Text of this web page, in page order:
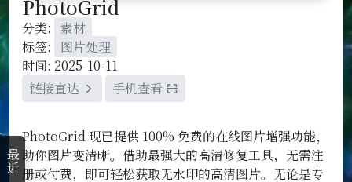
PhotoGrid
分类:
素材
标签:
图片处理
时间: 2025-10-11
链接直达
手机查看
PhotoGrid 现已提供 100% 免费的在线图片增强功能，
助你图片变清晰。借助最强大的高清修复工具，无需注
册或付费，即可轻松获取无水印的高清图片。无论是专
最近